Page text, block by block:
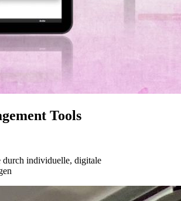
Tools
durch individuelle, digitale